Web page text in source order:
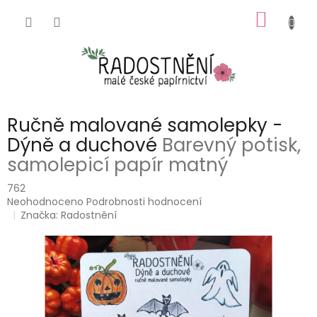
KOŠÍK
Ručně malované samolepky -
Dýně a duchové Barevný potisk,
samolepicí papír matný
762
Průměrné
hodnocení
hvězdiček.
Neohodnoceno Podrobnosti hodnocení
Značka:Radostnění